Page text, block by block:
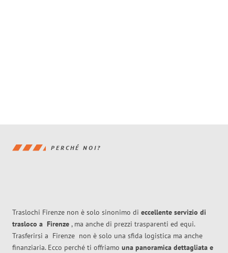
PERCHÉ NOI?
Traslochi Firenze non è solo sinonimo di eccellente servizio di
trasloco a Firenze , ma anche di prezzi trasparenti ed equi.
Trasferirsi a Firenze non è solo una sfida logistica ma anche
finanziaria. Ecco perché ti offriamo una panoramica dettagliata e